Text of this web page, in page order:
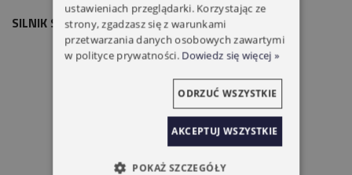
SILNIK SIMU DMI5 10/17
ustawieniach przeglądarki. Korzystając ze
strony, zgadzasz się z warunkami
przetwarzania danych osobowych zawartymi
w polityce prywatności. Dowiedz się więcej »
AKCEPTUJ WSZYSTKIE
ODRZUĆ WSZYSTKIE
POKAŻ SZCZEGÓŁY